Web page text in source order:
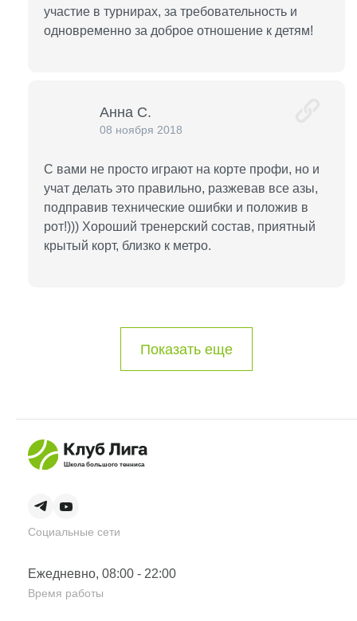
участие в турнирах, за требовательность и
одновременно за доброе отношение к детям!
Анна С.
08 ноября 2018
С вами не просто играют на корте профи, но и
учат делать это правильно, разжевав все азы,
подправив технические ошибки и положив в
рот!))) Хороший тренерский состав, приятный
крытый корт, близко к метро.
Показать еще
Школа большого тенниса
Социальные сети
Ежедневно, 08:00 - 22:00
Время работы